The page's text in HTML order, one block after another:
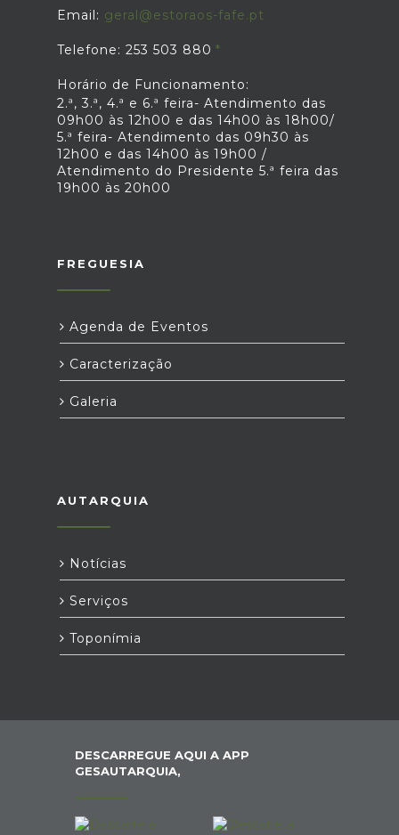
Email: geral@estoraos-fafe.pt
Telefone: 253 503 880
Horário de Funcionamento:
2.ª, 3.ª, 4.ª e 6.ª feira- Atendimento das
09h00 às 12h00 e das 14h00 às 18h00/
5.ª feira- Atendimento das 09h30 às
12h00 e das 14h00 às 19h00 /
Atendimento do Presidente 5.ª feira das
19h00 às 20h00
FREGUESIA
Agenda de Eventos
Caracterização
Galeria
AUTARQUIA
Notícias
Serviços
Toponímia
DESCARREGUE AQUI A APP
GESAUTARQUIA,